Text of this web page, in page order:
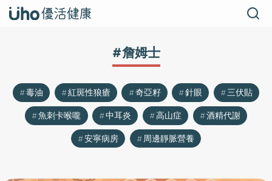
#詹姆士
毒油 紅斑性狼瘡 奇亞籽 針眼
三伏貼
魚刺卡喉嚨
中耳炎 高山症
酒精代謝
安寧病房
周邊靜脈營養